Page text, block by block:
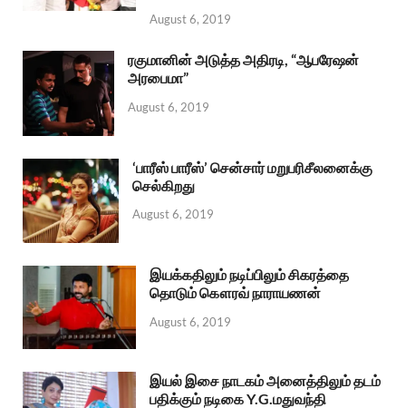
August 6, 2019
ரகுமானின் அடுத்த அதிரடி, “ஆபரேஷன்
அரபைமா”
August 6, 2019
‘பாரீஸ் பாரீஸ்’ சென்சார் மறுபரிசீலனைக்கு
செல்கிறது
August 6, 2019
இயக்கதிலும் நடிப்பிலும் சிகரத்தை
தொடும் கௌரவ் நாராயணன்
August 6, 2019
இயல் இசை நாடகம் அனைத்திலும் தடம்
பதிக்கும் நடிகை Y.G.மதுவந்தி